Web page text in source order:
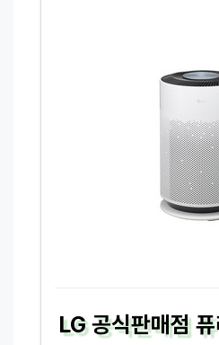
LG 공식판매점